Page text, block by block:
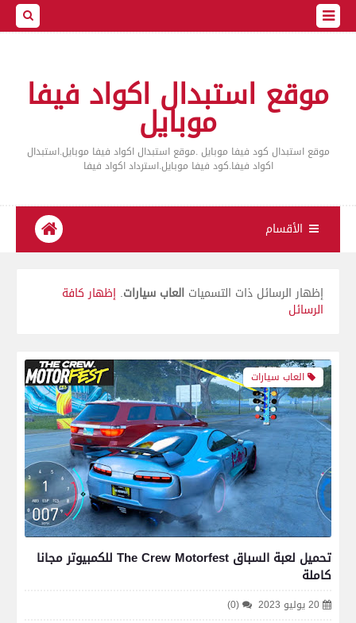
موقع استبدال اكواد فيفا
موبايل
موقع استبدال كود فيفا موبايل .موقع استبدال اكواد فيفا موبايل.استبدال
اكواد فيفا.كود فيفا موبايل.استرداد اكواد فيفا
الأقسام
‏إظهار الرسائل ذات التسميات العاب سيارات. إظهار كافة
الرسائل
العاب سيارات
تحميل لعبة السباق The Crew Motorfest للكمبيوتر مجانا
كاملة
20 يوليو 2023 (0)